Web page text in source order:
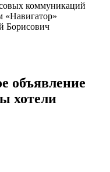
коммуникаций
«Навигатор»
Борисович
объявление
хотели